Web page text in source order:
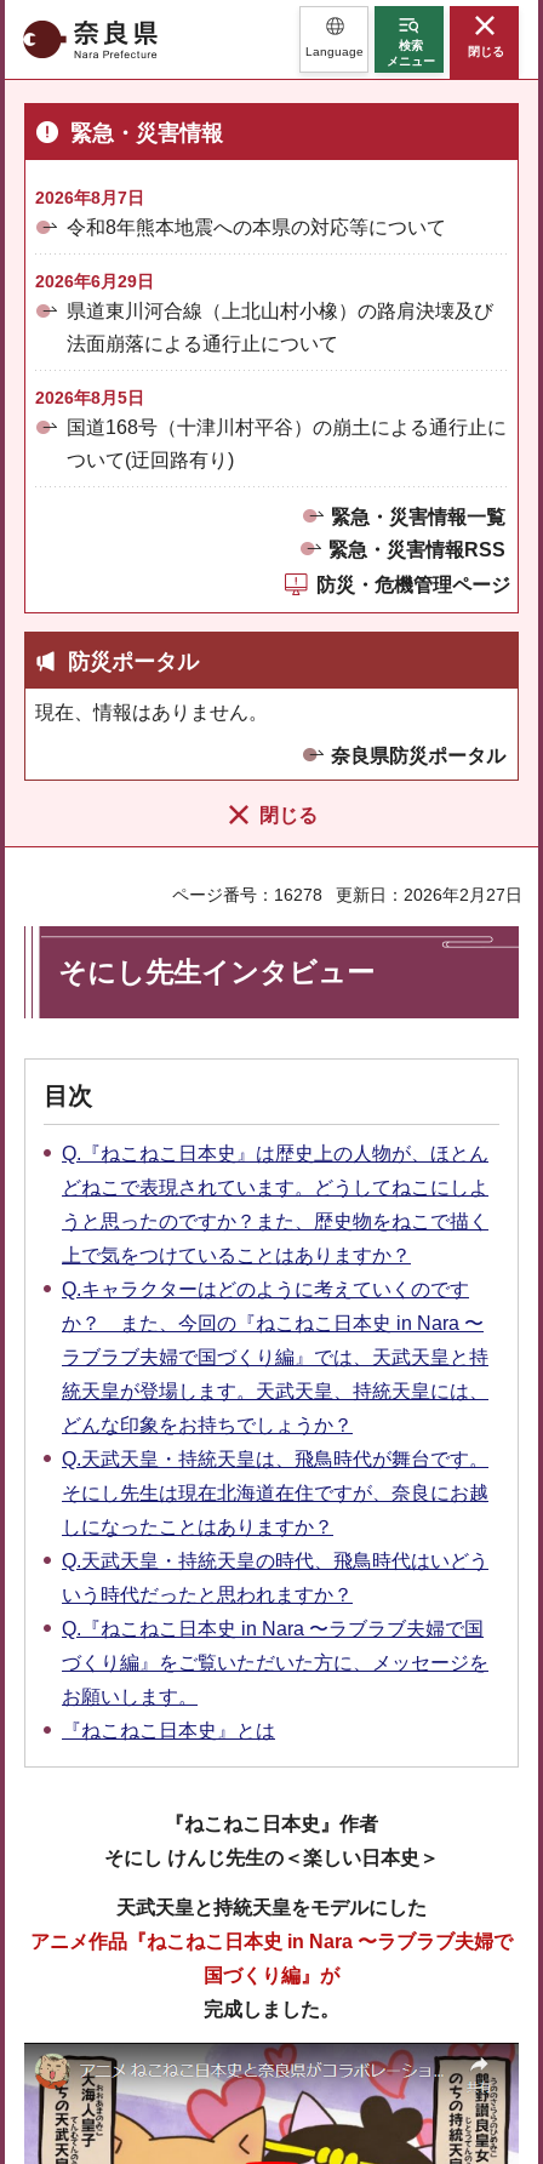
奈良県 Language
検索
メニュー
閉じる
緊急・災害情報
2026年8月7日
令和8年熊本地震への本県の対応等について
2026年6月29日
県道東川河合線（上北山村小橡）の路肩決壊及び
法面崩落による通行止について
2026年8月5日
国道168号（十津川村平谷）の崩土による通行止に
ついて(迂回路有り)
緊急・災害情報一覧
緊急・災害情報RSS
防災・危機管理ページ
防災ポータル
現在、情報はありません。
奈良県防災ポータル
閉じる
ページ番号：16278 更新日：2026年2月27日
そにし先生インタビュー
目次
Q.『ねこねこ日本史』は歴史上の人物が、ほとん
どねこで表現されています。どうしてねこにしよ
うと思ったのですか？また、歴史物をねこで描く
上で気をつけていることはありますか？
Q.キャラクターはどのように考えていくのです
か？ また、今回の『ねこねこ日本史 in Nara 〜
ラブラブ夫婦で国づくり編』では、天武天皇と持
統天皇が登場します。天武天皇、持統天皇には、
どんな印象をお持ちでしょうか？
Q.天武天皇・持統天皇は、飛鳥時代が舞台です。
そにし先生は現在北海道在住ですが、奈良にお越
しになったことはありますか？
Q.天武天皇・持統天皇の時代、飛鳥時代はいどう
いう時代だったと思われますか？
Q.『ねこねこ日本史 in Nara 〜ラブラブ夫婦で国
づくり編』をご覧いただいた方に、メッセージを
お願いします。
『ねこねこ日本史』とは
『ねこねこ日本史』作者
そにし けんじ先生の＜楽しい日本史＞
天武天皇と持統天皇をモデルにした
アニメ作品『ねこねこ日本史 in Nara 〜ラブラブ夫婦で
国づくり編』が
完成しました。